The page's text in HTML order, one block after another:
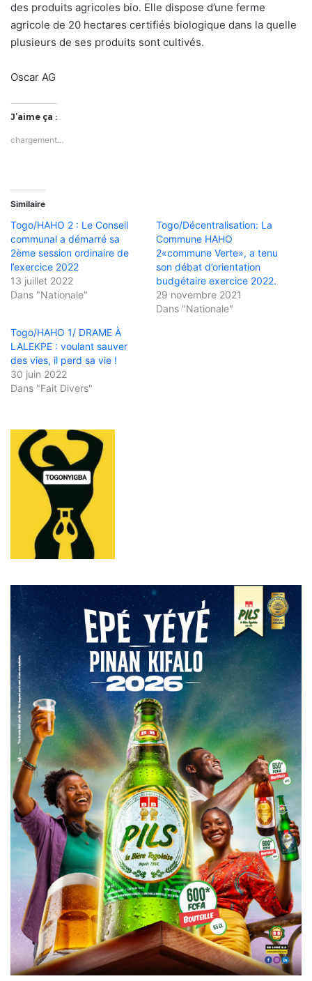
des produits agricoles bio. Elle dispose d’une ferme
agricole de 20 hectares certifiés biologique dans la quelle
plusieurs de ses produits sont cultivés.
Oscar AG
J’aime ça :
chargement…
Similaire
Togo/HAHO 2 : Le Conseil
communal a démarré sa
2ème session ordinaire de
l’exercice 2022
13 juillet 2022
Dans "Nationale"
Togo/Décentralisation: La
Commune HAHO
2«commune Verte», a tenu
son débat d’orientation
budgétaire exercice 2022.
29 novembre 2021
Dans "Nationale"
Togo/HAHO 1/ DRAME À
LALEKPE : voulant sauver
des vies, il perd sa vie !
30 juin 2022
Dans "Fait Divers"